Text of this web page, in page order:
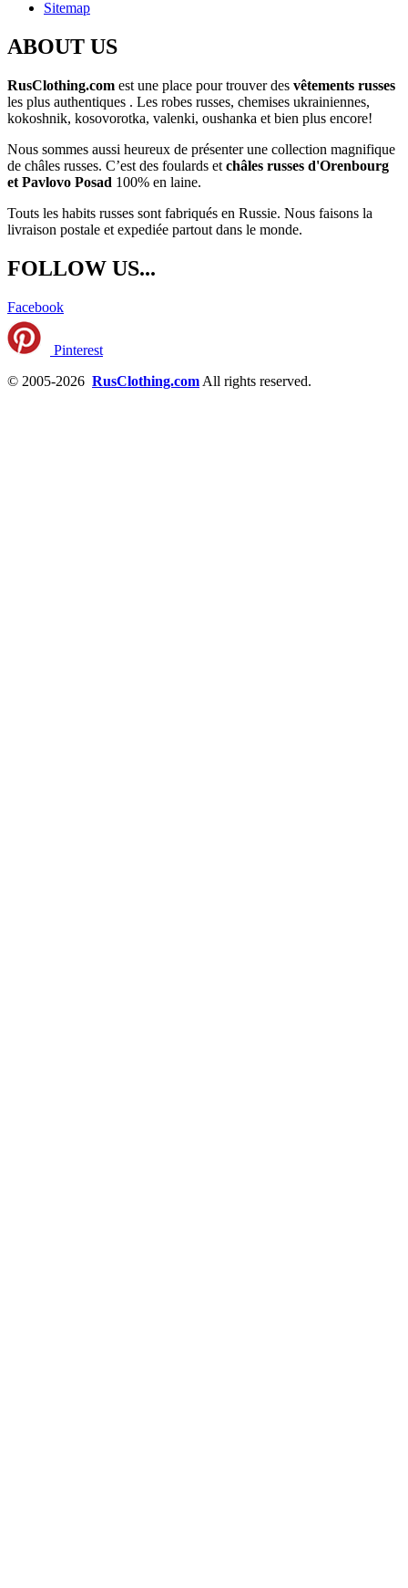
Sitemap
ABOUT US
RusClothing.com est une place pour trouver des vêtements russes
les plus authentiques . Les robes russes, chemises ukrainiennes,
kokoshnik, kosovorotka, valenki, oushanka et bien plus encore!
Nous sommes aussi heureux de présenter une collection magnifique
de châles russes. C’est des foulards et châles russes d'Orenbourg
et Pavlovo Posad 100% en laine.
Touts les habits russes sont fabriqués en Russie. Nous faisons la
livraison postale et expediée partout dans le monde.
FOLLOW US...
Facebook
Pinterest
© 2005-2026 RusClothing.com All rights reserved.